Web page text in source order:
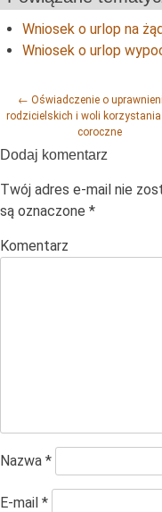
Wniosek o urlop na
Wniosek o urlop
Post navigation
← Oświadczenie o
rodzicielskich i woli
coroczne
Dodaj komentarz
Twój adres e-mail nie
są oznaczone *
Komentarz
Nazwa *
E-mail *